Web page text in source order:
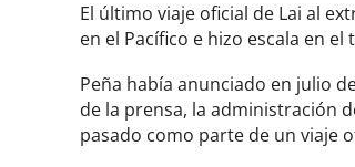
El último viaje oficial de Lai al
en el Pacífico e hizo escala en
Peña había anunciado en julio
de la prensa, la administración
pasado como parte de un viaje